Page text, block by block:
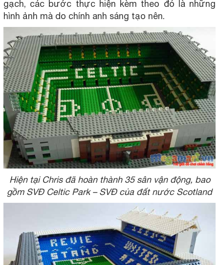
gạch, các bước thực hiện kèm theo đó là những
hình ảnh mà do chính anh sáng tạo nên.
Hiện tại Chris đã hoàn thành 35 sân vận động, bao
gồm SVĐ Celtic Park – SVĐ của đất nước Scotland